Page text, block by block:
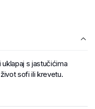
s jastučićima
sofi ili krevetu.